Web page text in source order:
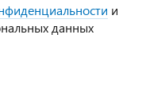
и
данных